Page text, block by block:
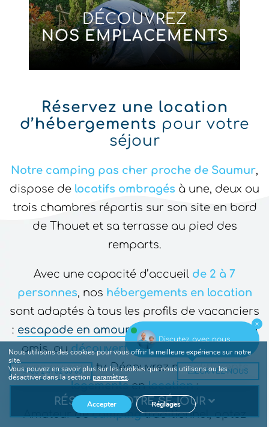
+33 2 41 52 33 66 ECRIVEZ-NOUS
RÉSERVEZ VOTRE SÉJOUR
DÉCOUVREZ
NOS EMPLACEMENTS
Réservez une location
d’hébergements pour votre
séjour
Notre camping pas cher proche de Saumur,
dispose de locatifs ombragés à une, deux ou
trois chambres répartis sur son site en bord
de Thouet et sa terrasse au pied des
remparts.
Avec une capacité d’accueil de 2 à 7
personnes, nos hébergements en location
sont adaptés à tous les profils de vacanciers
: escapade en amoureux, séjour
entre
amis, ou découverte de l’Anjouenfamille
avec ou sans tv. Découvrez nos différents
logementsenlocation:
Amateur decampingtraditionnel, optez
Nous utilisons des cookies pour vous offrir la meilleure expérience sur notre
site.
Vous pouvez en savoir plus sur les cookies que nous utilisons ou les
désactiver dans la sectionparamètres.
Accepter Réglages
Discutez avec nous